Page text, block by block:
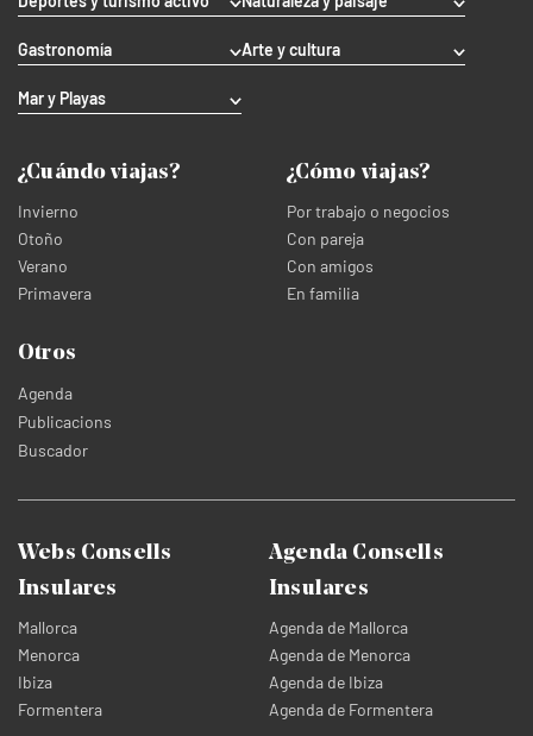
Gastronomía Arte y cultura
Mar y Playas
¿Cuándo viajas?
Invierno
Otoño
Verano
Primavera
¿Cómo viajas?
Por trabajo o negocios
Con pareja
Con amigos
En familia
Otros
Agenda
Publicacions
Buscador
Webs Consells
Insulares
Mallorca
Menorca
Ibiza
Formentera
Agenda Consells
Insulares
Agenda de Mallorca
Agenda de Menorca
Agenda de Ibiza
Agenda de Formentera